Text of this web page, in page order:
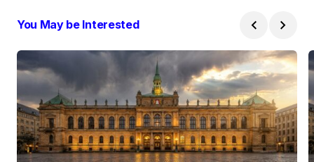
You May be Interested